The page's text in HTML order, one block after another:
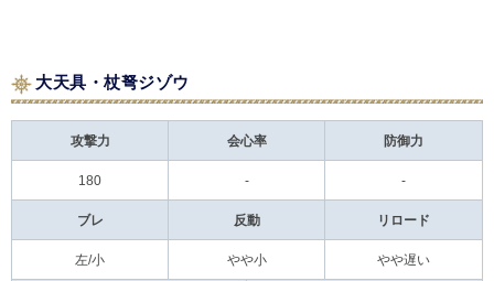
大天具・杖弩ジゾウ
攻撃力 会心率 防御力
180 - -
ブレ 反動 リロード
左/小 やや小 やや遅い